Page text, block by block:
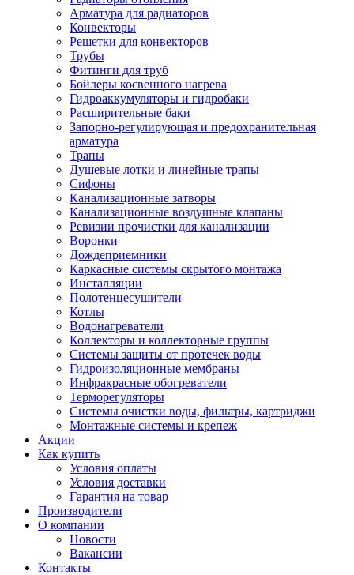
Арматура для радиаторов
Конвекторы
Решетки для конвекторов
Трубы
Фитинги для труб
Бойлеры косвенного нагрева
Гидроаккумуляторы и гидробаки
Расширительные баки
Запорно-регулирующая и предохранительная
арматура
Трапы
Душевые лотки и линейные трапы
Сифоны
Канализационные затворы
Канализационные воздушные клапаны
Ревизии прочистки для канализации
Воронки
Дождеприемники
Каркасные системы скрытого монтажа
Инсталляции
Полотенцесушители
Котлы
Водонагреватели
Коллекторы и коллекторные группы
Системы защиты от протечек воды
Гидроизоляционные мембраны
Инфракрасные обогреватели
Терморегуляторы
Системы очистки воды, фильтры, картриджи
Монтажные системы и крепеж
Акции
Как купить
Условия оплаты
Условия доставки
Гарантия на товар
Производители
О компании
Новости
Вакансии
Контакты